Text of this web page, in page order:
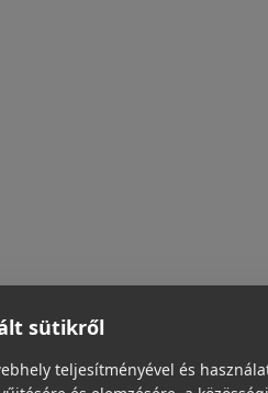
sütikről
teljesítményével és